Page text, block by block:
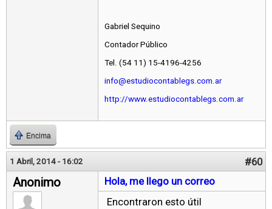
Gabriel Sequino
Contador Público
Tel. (54 11) 15-4196-4256
info@estudiocontablegs.com.ar
http://www.estudiocontablegs.com.ar
Encima
1 Abril, 2014 - 16:02 #60
Anonimo
Hola, me llego un correo
Encontraron esto útil